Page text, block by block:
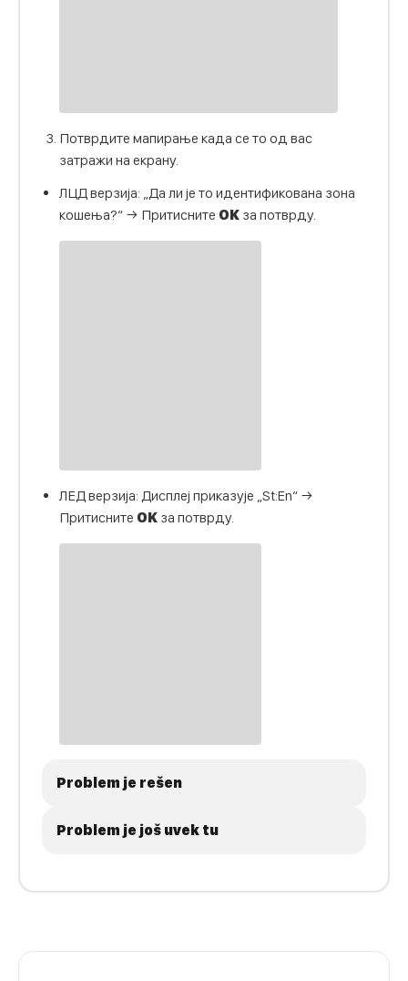
Потврдите мапирање када се то од вас
затражи на екрану.
ЛЦД верзија: „Да ли је то идентификована зона
кошења?“ → Притисните ОК за потврду.
ЛЕД верзија: Дисплеј приказује „St:En“ →
Притисните OK за потврду.
Problem je rešen
Problem je još uvek tu